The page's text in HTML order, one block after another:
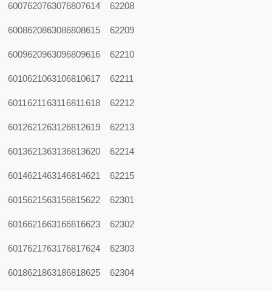
6007620763076807614 62208
6008620863086808615 62209
6009620963096809616 62210
6010621063106810617 62211
6011 6211 6311 6811 618 62212
6012621263126812619 62213
6013621363136813620 62214
6014621463146814621 62215
6015621563156815622 62301
6016621663166816623 62302
6017621763176817624 62303
6018621863186818625 62304